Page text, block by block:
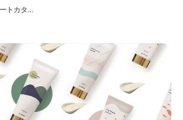
カタリスト